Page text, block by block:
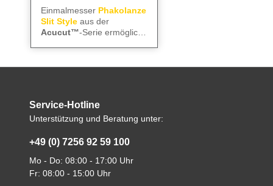
Einmalmesser Phakolanze
Slit Style aus der
Acucut™-Serie ermöglicht
abgewinkelte Ausführung
Lichtreflexionen, und die
präzise Dimensionierung
reproduzierbare Schnitte.
Informationen finden Sie
im
Datenblatt
Service-Hotline
Unterstützung und Beratung unter:
+49 (0) 7256 92 59 100
Mo - Do: 08:00 - 17:00 Uhr
Fr: 08:00 - 15:00 Uhr